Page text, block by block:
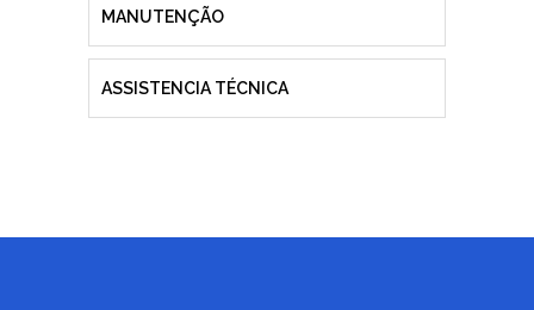
MANUTENÇÃO
ASSISTENCIA TÉCNICA